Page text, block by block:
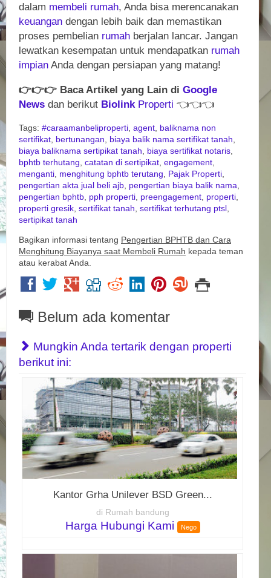
dalam membeli rumah, Anda bisa merencanakan
keuangan dengan lebih baik dan memastikan
proses pembelian rumah berjalan lancar. Jangan
lewatkan kesempatan untuk mendapatkan rumah
impian Anda dengan persiapan yang matang!
👉👉👉 Baca Artikel yang Lain di Google
News dan berikut Biolink Properti 👈👈👈
Tags: #caraamanbeliproperti agent
baliknama non
sertifikat
bertunangan biaya balik nama sertifikat tanah
biaya baliknama sertipikat tanah
biaya sertifikat notaris
bphtb terhutang catatan di sertipikat engagement
menganti menghitung bphtb terutang Pajak Properti
pengertian akta jual beli ajb pengertian biaya balik nama
pengertian bphtb pph properti preengagement properti
properti gresik sertifikat tanah sertifikat terhutang ptsl
sertipikat tanah
Bagikan informasi tentang Pengertian BPHTB dan Cara
Menghitung Biayanya saat Membeli Rumah kepada teman
atau kerabat Anda.
Belum ada komentar
Mungkin Anda tertarik dengan properti
berikut ini:
Kantor Grha Unilever BSD Green...
di Rumah bandung
Harga Hubungi Kami Nego